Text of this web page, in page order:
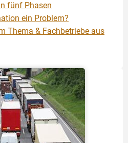
fünf Phasen
ein Problem?
Thema & Fachbetriebe aus